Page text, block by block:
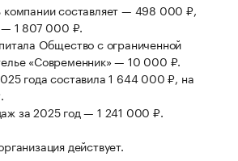
компании составляет — 498 000 ₽,
— 1 807 000 ₽.
Общество с ограниченной
«Современник» — 10 000 ₽.
года составила 1 644 000 ₽, на
за 2025 год — 1 241 000 ₽.
действует.